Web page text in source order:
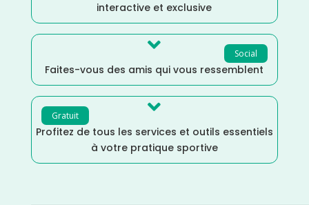
interactive et exclusive
Social

Faites-vous des amis qui vous ressemblent
Gratuit 
Profitez de tous les services et outils essentiels
à votre pratique sportive